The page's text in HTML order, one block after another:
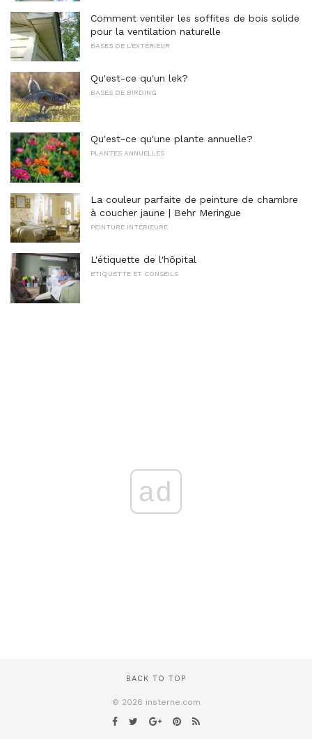
Comment ventiler les soffites de bois solide
pour la ventilation naturelle
BASES DE L'EXTÉRIEUR
Qu'est-ce qu'un lek?
BASES DE BIRDING
Qu'est-ce qu'une plante annuelle?
PLANTES ANNUELLES
La couleur parfaite de peinture de chambre
à coucher jaune | Behr Meringue
PEINTURE INTÉRIEURE
L'étiquette de l'hôpital
ETIQUETTE ET CONSEILS
ad
BACK TO TOP
© 2026 insterne.com